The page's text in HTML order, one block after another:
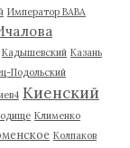
Император ВАВА
Кадышевский Казань
Подольский
Киенский
Клименко
Колпаков